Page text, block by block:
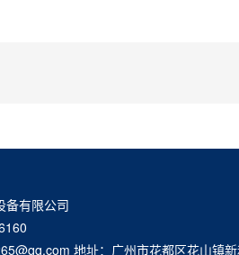
备有限公司
地址：广州市花都区花山镇